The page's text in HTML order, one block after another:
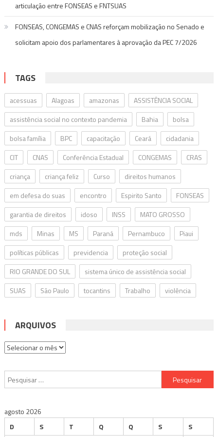
articulação entre FONSEAS e FNTSUAS
FONSEAS, CONGEMAS e CNAS reforçam mobilização no Senado e
solicitam apoio dos parlamentares à aprovação da PEC 7/2026
TAGS
acessuas Alagoas amazonas
ASSISTÊNCIA SOCIAL
assistência social no contexto pandemia
Bahia
bolsa
bolsa família
BPC capacitação Ceará
cidadania
CIT
CNAS Conferência Estadual CONGEMAS
CRAS
criança
criança feliz Curso
direitos humanos
em defesa do suas
encontro Espirito Santo
FONSEAS
garantia de direitos
idoso INSS
MATO GROSSO
mds
Minas MS Paraná Pernambuco
Piaui
políticas públicas
previdencia
proteção social
RIO GRANDE DO SUL
sistema único de assistência social
SUAS
São Paulo tocantins Trabalho violência
ARQUIVOS
Arquivos
Pesquisar
por:
agosto 2026
D
S T Q Q S S